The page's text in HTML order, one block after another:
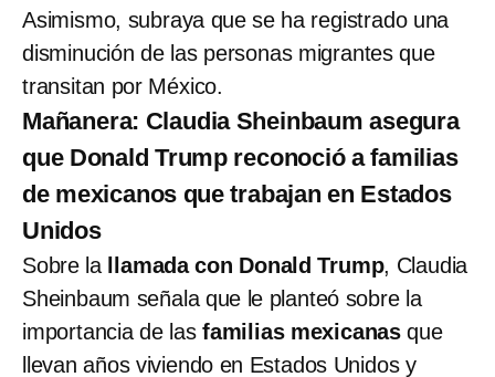
Asimismo, subraya que se ha registrado una
disminución de las personas migrantes que
transitan por México.
Mañanera: Claudia Sheinbaum asegura
que Donald Trump reconoció a familias
de mexicanos que trabajan en Estados
Unidos
Sobre la llamada con Donald Trump, Claudia
Sheinbaum señala que le planteó sobre la
importancia de lasfamilias mexicanas que
llevan años viviendo en Estados Unidos y